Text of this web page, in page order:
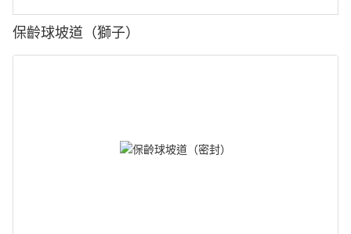
保齡球坡道（獅子）